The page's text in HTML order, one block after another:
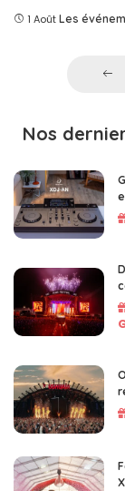
1 Août Les
Nos